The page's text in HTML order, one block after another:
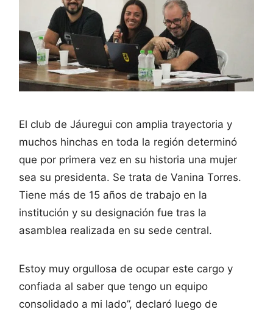
El club de Jáuregui con amplia trayectoria y
muchos hinchas en toda la región determinó
que por primera vez en su historia una mujer
sea su presidenta. Se trata de Vanina Torres.
Tiene más de 15 años de trabajo en la
institución y su designación fue tras la
asamblea realizada en su sede central.
Estoy muy orgullosa de ocupar este cargo y
confiada al saber que tengo un equipo
consolidado a mi lado”, declaró luego de